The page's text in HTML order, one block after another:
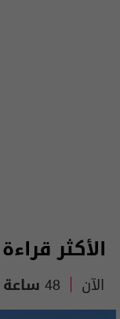
الأكثر قراءة
الآن 48 ساعة